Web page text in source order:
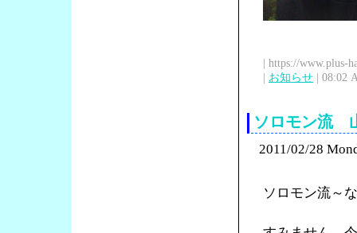
| https://www.plus-
| お知らせ | 08:02
ソロモン流
2011/02/28
ソロモン流～